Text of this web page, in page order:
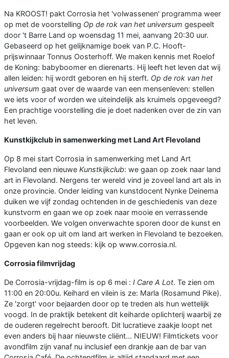
Na KROOST! pakt Corrosia het 'volwassenen' programma weer
op met de voorstelling Op de rok van het universum gespeelt
door 't Barre Land op woensdag 11 mei, aanvang 20:30 uur.
Gebaseerd op het gelijknamige boek van P.C. Hooft-
prijswinnaar Tonnus Oosterhoff. We maken kennis met Roelof
de Koning: babyboomer en dierenarts. Hij leeft het leven dat wij
allen leiden: hij wordt geboren en hij sterft. Op de rok van het
universum gaat over de waarde van een mensenleven: stellen
we iets voor of worden we uiteindelijk als kruimels opgeveegd?
Een prachtige voorstelling die je doet nadenken over de zin van
het leven.
Kunstkijkclub in samenwerking met Land Art Flevoland
Op 8 mei start Corrosia in samenwerking met Land Art
Flevoland een nieuwe Kunstkijkclub: we gaan op zoek naar land
art in Flevoland. Nergens ter wereld vind je zoveel land art als in
onze provincie. Onder leiding van kunstdocent Nynke Deinema
duiken we vijf zondag ochtenden in de geschiedenis van deze
kunstvorm en gaan we op zoek naar mooie en verrassende
voorbeelden. We volgen onverwachte sporen door de kunst en
gaan er ook op uit om land art werken in Flevoland te bezoeken.
Opgeven kan nog steeds: kijk op www.corrosia.nl.
Corrosia filmvrijdag
De Corrosia-vrijdag-film is op 6 mei : I Care A Lot. Te zien om
11:00 en 20:00u. Keihard en vilein is ze: Marla (Rosamund Pike).
Ze 'zorgt' voor bejaarden door op te treden als hun wettelijk
voogd. In de praktijk betekent dit keiharde oplichterij waarbij ze
de ouderen regelrecht berooft. Dit lucratieve zaakje loopt net
even anders bij haar nieuwste cliënt... NIEUW! Filmtickets voor
avondfilm zijn vanaf nu inclusief een drankje aan de bar van